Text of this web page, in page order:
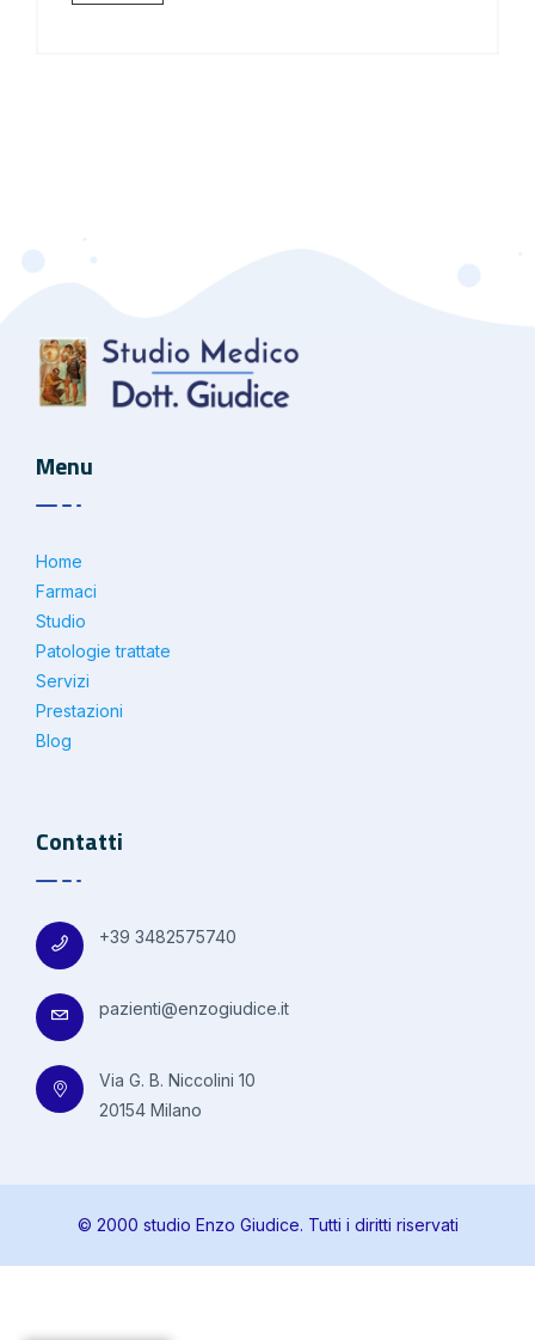
Menu
Home
Farmaci
Studio
Patologie trattate
Servizi
Prestazioni
Blog
Contatti
+39 3482575740
pazienti@enzogiudice.it
Via G. B. Niccolini 10
20154 Milano
© 2000 studio Enzo Giudice. Tutti i diritti riservati